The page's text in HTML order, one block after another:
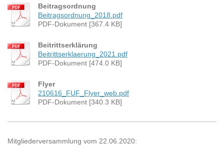
Beitragsordnung
Beitragsordnung_2018.pdf
PDF-Dokument [367.4 KB]
Beitrittserklärung
Beitrittserklaerung_2021.pdf
PDF-Dokument [474.0 KB]
Flyer
210616_FUF_Flyer_web.pdf
PDF-Dokument [340.3 KB]
Mitgliederversammlung vom 22.06.2020: